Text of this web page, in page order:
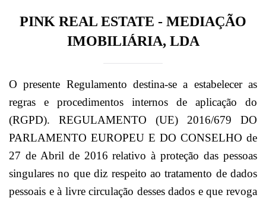
PINK REAL ESTATE - MEDIAÇÃO
IMOBILIÁRIA, LDA
O presente Regulamento destina-se a estabelecer as
regras e procedimentos internos de aplicação do
(RGPD). REGULAMENTO (UE) 2016/679 DO
PARLAMENTO EUROPEU E DO CONSELHO de
27 de Abril de 2016 relativo à proteção das pessoas
singulares no que diz respeito ao tratamento de dados
pessoais e à livre circulação desses dados e que revoga